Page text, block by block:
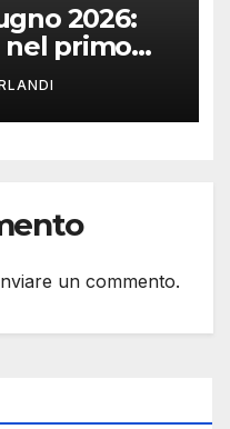
2026:
nel primo
un commento.